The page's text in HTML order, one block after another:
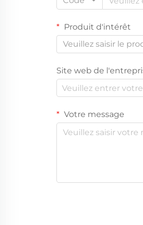
Produit d'intérêt
Veuillez saisir le
Site web de
Votre message